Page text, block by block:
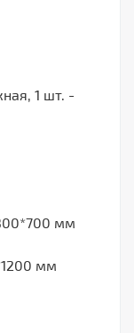
1 шт. -
мм
мм